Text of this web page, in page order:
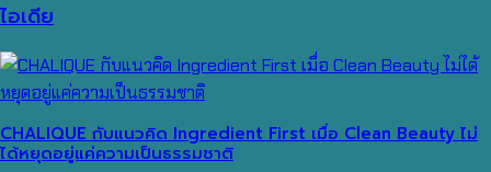
ไอเดีย
CHALIQUE กับแนวคิด Ingredient First เมื่อ Clean Beauty ไม่
ได้หยุดอยู่แค่ความเป็นธรรมชาติ